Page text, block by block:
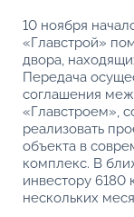
10 ноября
«Главстрой»
двора,
Передача
соглашения
«Главстроем»,
реализовать
объекта в
комплекс. В
инвестору 6180
нескольких